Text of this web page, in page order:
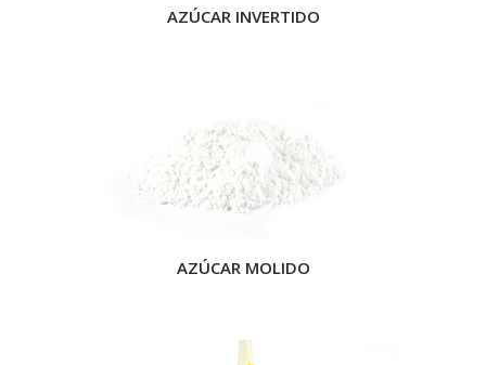
AZÚCAR INVERTIDO
AZÚCAR MOLIDO